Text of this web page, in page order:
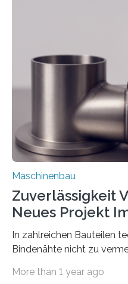
Teile als eine Einheit
der Benutzer vorgeben
über die Positionierung
besser in spezifische
einzubinden. Sankt
vom 23. bis 25.
Maschinenbau
Zuverlässigkeit
Neues Projekt
In zahlreichen Bauteilen
Bindenähte nicht zu
Matrixmaterials eine große
More than 1 year ago